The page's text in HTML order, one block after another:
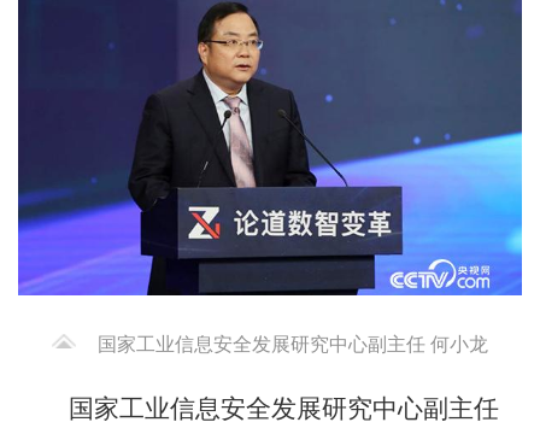
国家工业信息安全发展研究中心副主任 何小龙
国家工业信息安全发展研究中心副主任